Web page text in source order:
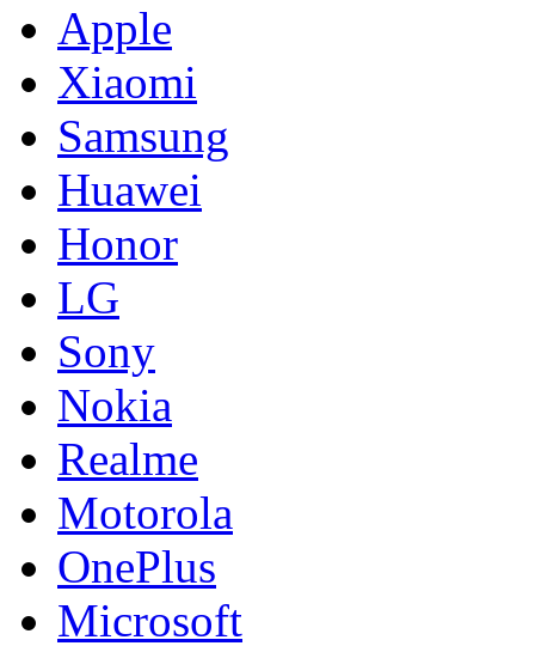
Apple
Xiaomi
Samsung
Huawei
Honor
LG
Sony
Nokia
Realme
Motorola
OnePlus
Microsoft